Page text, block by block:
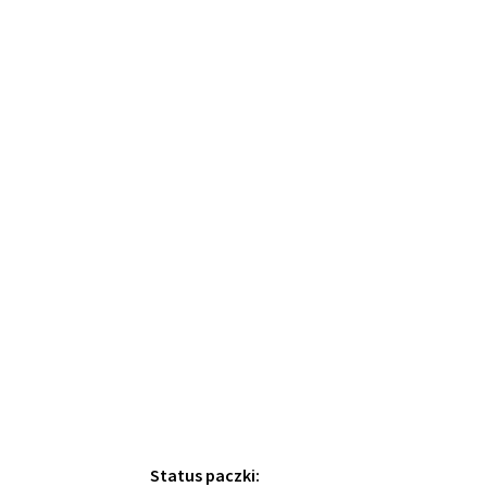
Status paczki: